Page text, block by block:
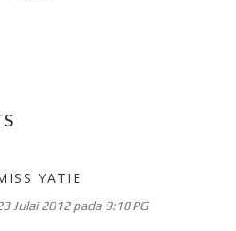
YATIE
Julai 2012 pada 9:10 PG